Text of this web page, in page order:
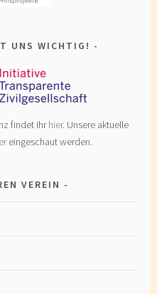
UNS WICHTIG!
findet Ihrhier. Unsere aktuelle
eingeschaut werden.
VEREIN